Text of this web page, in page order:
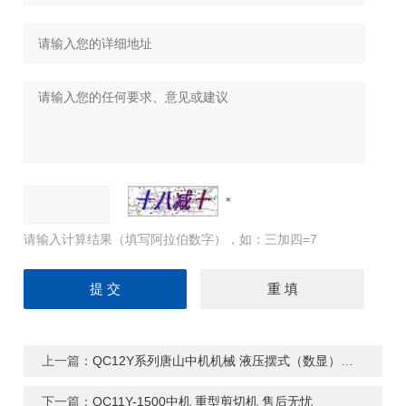
请输入计算结果（填写阿拉伯数字），如：三加四=7
上一篇：QC12Y系列唐山中机机械 液压摆式（数显）剪板机
下一篇：QC11Y-1500中机 重型剪切机 售后无忧